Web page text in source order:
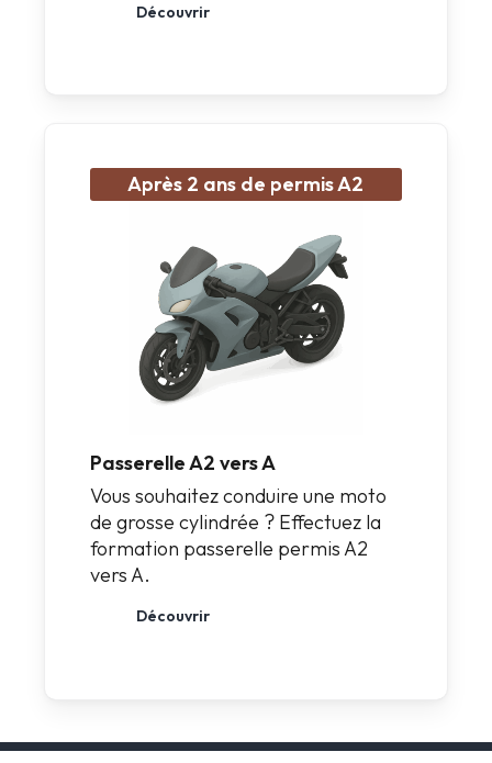
Découvrir
Après 2 ans de permis A2
Passerelle A2 vers A
Vous souhaitez conduire une moto
de grosse cylindrée ? Effectuez la
formation passerelle permis A2
vers A.
Découvrir